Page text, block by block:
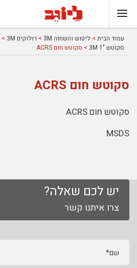
עמוד הבית > ליטוש והשחזה 3M > רולוקים 3M >
סקוטש "1 3M
> סקוטש חום ACRS
סקוטש חום ACRS
סקוטש חום ACRS
MSDS
יש לכם שאלה?
צרו איתנו קשר
שם*